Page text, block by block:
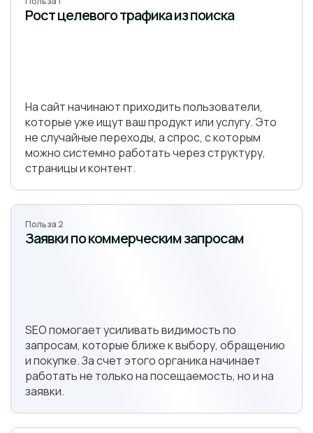
Рост целевого трафика из поиска
На сайт начинают приходить пользователи,
которые уже ищут ваш продукт или услугу. Это
не случайные переходы, а спрос, с которым
можно системно работать через структуру,
страницы и контент.
Польза 2
Заявки по коммерческим запросам
SEO помогает усиливать видимость по
запросам, которые ближе к выбору, обращению
и покупке. За счет этого органика начинает
работать не только на посещаемость, но и на
заявки.